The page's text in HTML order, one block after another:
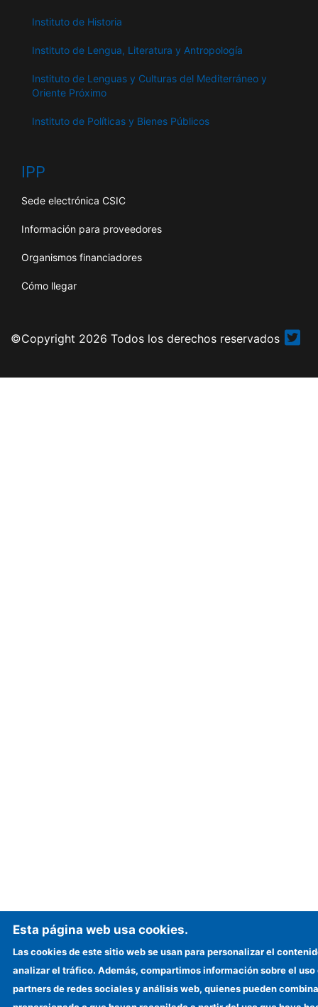
Instituto de Historia
Instituto de Lengua, Literatura y Antropología
Instituto de Lenguas y Culturas del Mediterráneo y
Oriente Próximo
Instituto de Políticas y Bienes Públicos
IPP
Sede electrónica CSIC
Información para proveedores
Organismos financiadores
Cómo llegar
©Copyright 2026 Todos los derechos reservados
Esta página web usa cookies.
Las cookies de este sitio web se usan para personalizar el
analizar el tráfico. Además, compartimos información sobre el
partners de redes sociales y análisis web, quienes pueden